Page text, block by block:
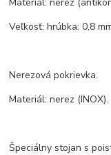
Veľkosť: hrúbka: 0,8
Nerezová pokrievka.
Materiál: nerez (INOX).
Špeciálny stojan s